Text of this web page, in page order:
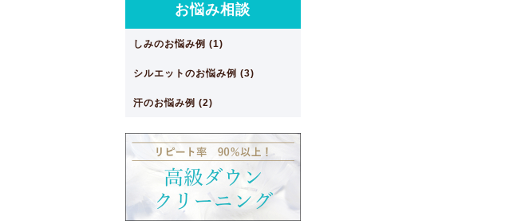
お悩み相談
しみのお悩み例 (1)
シルエットのお悩み例 (3)
汗のお悩み例 (2)